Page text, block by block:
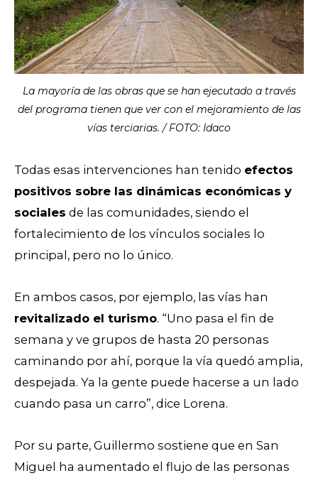
La mayoría de las obras que se han ejecutado a través
del programa tienen que ver con el mejoramiento de las
vías terciarias. / FOTO: Idaco
Todas esas intervenciones han tenido efectos
positivos sobre las dinámicas económicas y
sociales de las comunidades, siendo el
fortalecimiento de los vínculos sociales lo
principal, pero no lo único.
En ambos casos, por ejemplo, las vías han
revitalizado el turismo. “Uno pasa el fin de
semana y ve grupos de hasta 20 personas
caminando por ahí, porque la vía quedó amplia,
despejada. Ya la gente puede hacerse a un lado
cuando pasa un carro”, dice Lorena.
Por su parte, Guillermo sostiene que en San
Miguel ha aumentado el flujo de las personas